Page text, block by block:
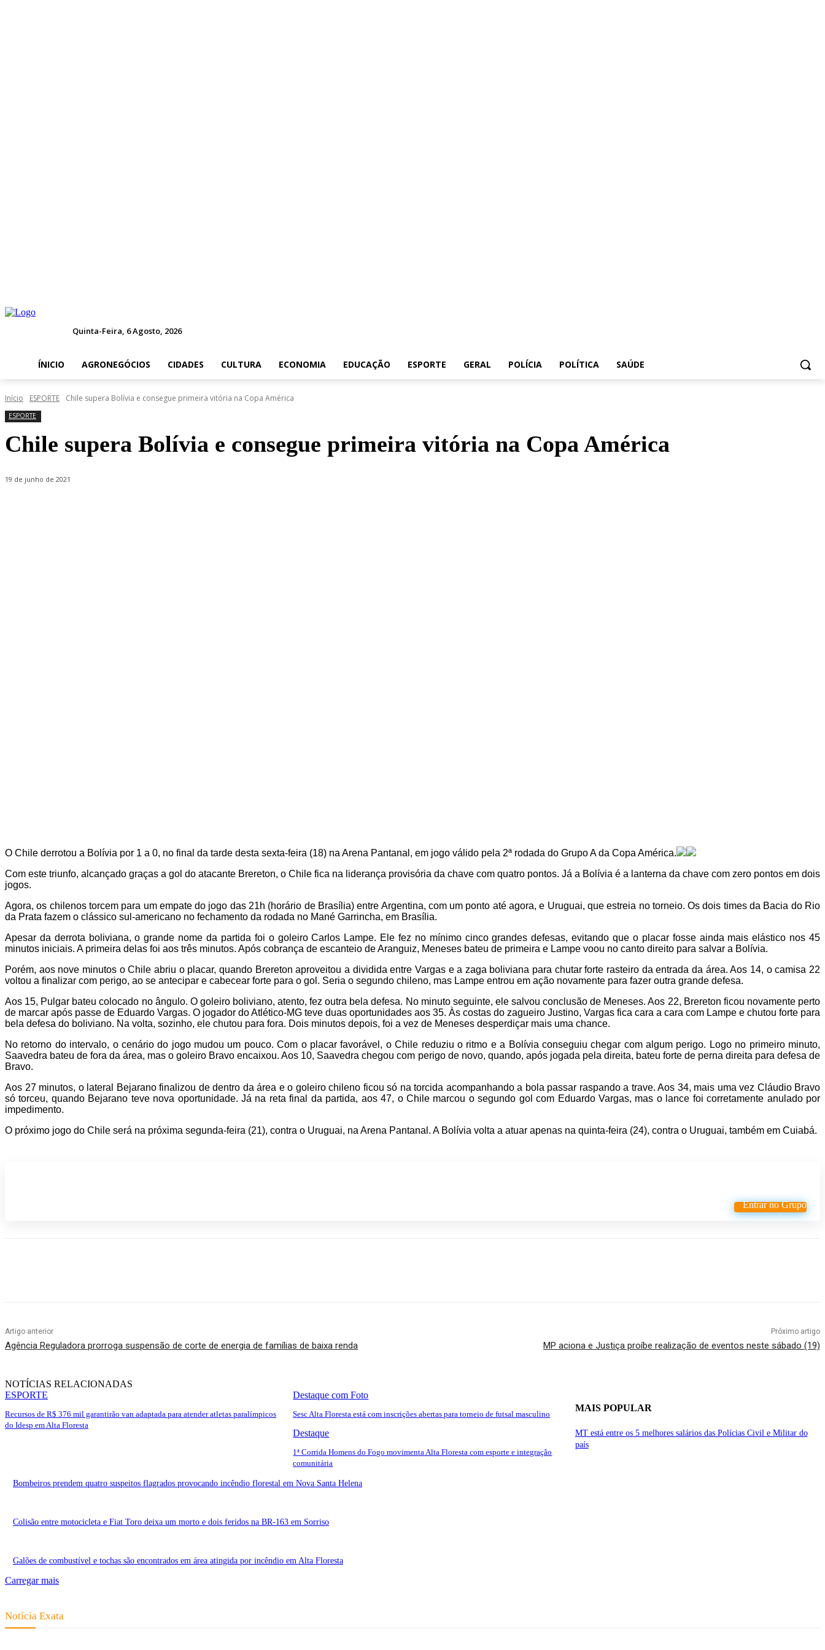
Quinta-Feira, 6 Agosto, 2026
ÍNICIO AGRONEGÓCIOS CIDADES CULTURA ECONOMIA EDUCAÇÃO ESPORTE GERAL POLÍCIA POLÍTICA SAÚDE
Início ESPORTE Chile supera Bolívia e consegue primeira vitória na Copa América
ESPORTE
Chile supera Bolívia e consegue primeira vitória na Copa América
19 de junho de 2021
O Chile derrotou a Bolívia por 1 a 0, no final da tarde desta sexta-feira (18) na Arena Pantanal, em jogo válido pela 2ª rodada do Grupo A da Copa América.
Com este triunfo, alcançado graças a gol do atacante Brereton, o Chile fica na liderança provisória da chave com quatro pontos. Já a Bolívia é a lanterna da chave com zero pontos em dois
jogos.
Agora, os chilenos torcem para um empate do jogo das 21h (horário de Brasília) entre Argentina, com um ponto até agora, e Uruguai, que estreia no torneio. Os dois times da Bacia do Rio
da Prata fazem o clássico sul-americano no fechamento da rodada no Mané Garrincha, em Brasília.
Apesar da derrota boliviana, o grande nome da partida foi o goleiro Carlos Lampe. Ele fez no mínimo cinco grandes defesas, evitando que o placar fosse ainda mais elástico nos 45
minutos iniciais. A primeira delas foi aos três minutos. Após cobrança de escanteio de Aranguiz, Meneses bateu de primeira e Lampe voou no canto direito para salvar a Bolívia.
Porém, aos nove minutos o Chile abriu o placar, quando Brereton aproveitou a dividida entre Vargas e a zaga boliviana para chutar forte rasteiro da entrada da área. Aos 14, o camisa 22
voltou a finalizar com perigo, ao se antecipar e cabecear forte para o gol. Seria o segundo chileno, mas Lampe entrou em ação novamente para fazer outra grande defesa.
Aos 15, Pulgar bateu colocado no ângulo. O goleiro boliviano, atento, fez outra bela defesa. No minuto seguinte, ele salvou conclusão de Meneses. Aos 22, Brereton ficou novamente perto
de marcar após passe de Eduardo Vargas. O jogador do Atlético-MG teve duas oportunidades aos 35. Às costas do zagueiro Justino, Vargas fica cara a cara com Lampe e chutou forte para
bela defesa do boliviano. Na volta, sozinho, ele chutou para fora. Dois minutos depois, foi a vez de Meneses desperdiçar mais uma chance.
No retorno do intervalo, o cenário do jogo mudou um pouco. Com o placar favorável, o Chile reduziu o ritmo e a Bolívia conseguiu chegar com algum perigo. Logo no primeiro minuto,
Saavedra bateu de fora da área, mas o goleiro Bravo encaixou. Aos 10, Saavedra chegou com perigo de novo, quando, após jogada pela direita, bateu forte de perna direita para defesa de
Bravo.
Aos 27 minutos, o lateral Bejarano finalizou de dentro da área e o goleiro chileno ficou só na torcida acompanhando a bola passar raspando a trave. Aos 34, mais uma vez Cláudio Bravo
só torceu, quando Bejarano teve nova oportunidade. Já na reta final da partida, aos 47, o Chile marcou o segundo gol com Eduardo Vargas, mas o lance foi corretamente anulado por
impedimento.
O próximo jogo do Chile será na próxima segunda-feira (21), contra o Uruguai, na Arena Pantanal. A Bolívia volta a atuar apenas na quinta-feira (24), contra o Uruguai, também em Cuiabá.
Entrar no Grupo
Artigo anterior
Agência Reguladora prorroga suspensão de corte de energia de famílias de baixa renda
Próximo artigo
MP aciona e Justiça proíbe realização de eventos neste sábado (19)
NOTÍCIAS RELACIONADAS
ESPORTE
Recursos de R$ 376 mil garantirão van adaptada para atender atletas paralímpicos
do Idesp em Alta Floresta
Destaque com Foto
Sesc Alta Floresta está com inscrições abertas para torneio de futsal masculino
Destaque
1ª Corrida Homens do Fogo movimenta Alta Floresta com esporte e integração
comunitária
MAIS POPULAR
MT está entre os 5 melhores salários das Polícias Civil e Militar do
país
Bombeiros prendem quatro suspeitos flagrados provocando incêndio florestal em Nova Santa Helena
Colisão entre motocicleta e Fiat Toro deixa um morto e dois feridos na BR-163 em Sorriso
Galões de combustível e tochas são encontrados em área atingida por incêndio em Alta Floresta
Carregar mais
Notícia Exata